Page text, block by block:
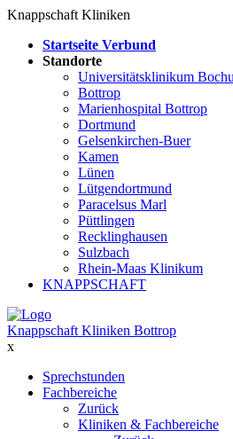
Knappschaft Kliniken
Startseite Verbund
Standorte
Universitätsklinikum
Bottrop
Marienhospital Bottrop
Dortmund
Gelsenkirchen-Buer
Kamen
Lünen
Lütgendortmund
Paracelsus Marl
Püttlingen
Recklinghausen
Sulzbach
Rhein-Maas Klinikum
KNAPPSCHAFT
Knappschaft Kliniken Bottrop
x
Sprechstunden
Fachbereiche
Zurück
Kliniken & Fachbereiche